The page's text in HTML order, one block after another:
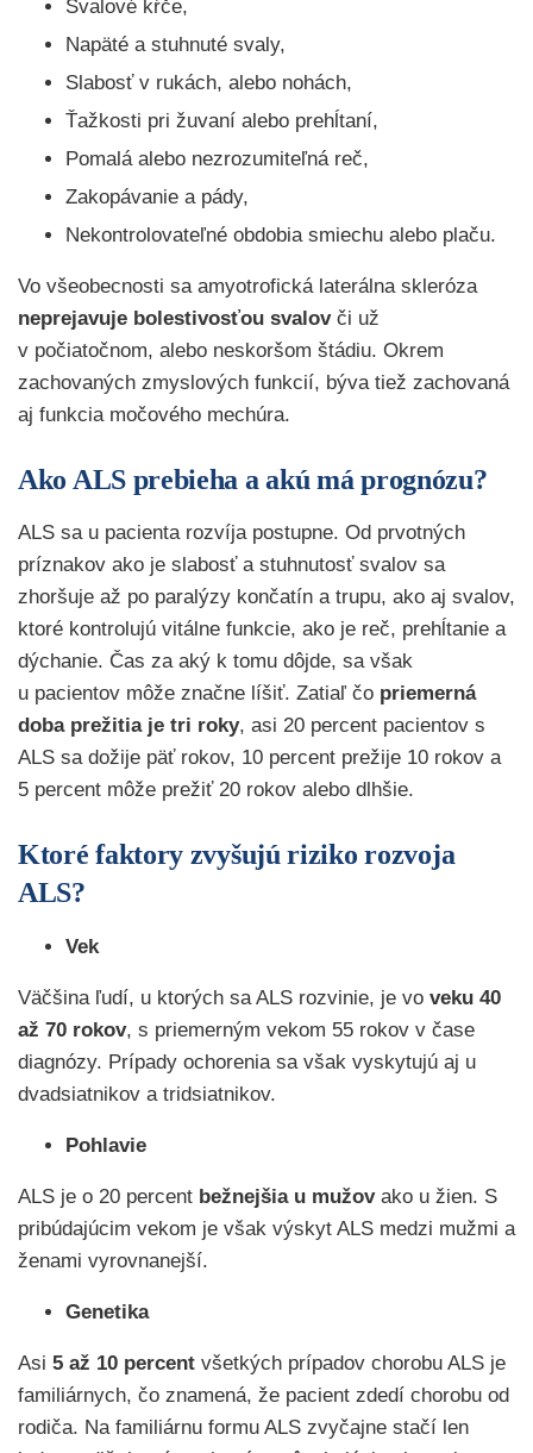
Svalové kŕče,
Napäté a stuhnuté svaly,
Slabosť v rukách, alebo nohách,
Ťažkosti pri žuvaní alebo prehĺtaní,
Pomalá alebo nezrozumiteľná reč,
Zakopávanie a pády,
Nekontrolovateľné obdobia smiechu alebo plaču.
Vo všeobecnosti sa amyotrofická laterálna skleróza
neprejavuje bolestivosťou svalovči už
v počiatočnom, alebo neskoršom štádiu. Okrem
zachovaných zmyslových funkcií, býva tiež zachovaná
aj funkcia močového mechúra.
Ako ALS prebieha a akú má prognózu?
ALS sa u pacienta rozvíja postupne. Od prvotných
príznakov ako je slabosť a stuhnutosť svalov sa
zhoršuje až po paralýzy končatín a trupu, ako aj svalov,
ktoré kontrolujú vitálne funkcie, ako je reč, prehĺtanie a
dýchanie. Čas za aký k tomu dôjde, sa však
u pacientov môže značne líšiť. Zatiaľ čo priemerná
doba prežitia je tri roky, asi 20 percent pacientov s
ALS sa dožije päť rokov, 10 percent prežije 10 rokov a
5 percent môže prežiť 20 rokov alebo dlhšie.
Ktoré faktory zvyšujú riziko rozvoja
ALS?
Vek
Väčšina ľudí, u ktorých sa ALS rozvinie, je vo veku 40
až 70 rokov, s priemerným vekom 55 rokov v čase
diagnózy. Prípady ochorenia sa však vyskytujú aj u
dvadsiatnikov a tridsiatnikov.
Pohlavie
ALS je o 20 percent bežnejšia u mužovako u žien. S
pribúdajúcim vekom je však výskyt ALS medzi mužmi a
ženami vyrovnanejší.
Genetika
Asi 5 až 10 percent všetkých prípadov chorobu ALS je
familiárnych, čo znamená, že pacient zdedí chorobu od
rodiča. Na familiárnu formu ALS zvyčajne stačí len